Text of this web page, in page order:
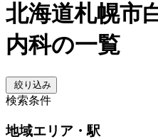
北海道札幌市
内科の一覧
絞り込み
検索条件
地域エリア・駅